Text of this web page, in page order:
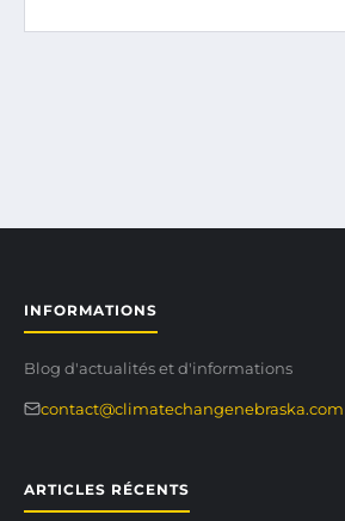
INFORMATIONS
Blog d'actualités et d'informations
contact@climatechangenebraska.com
ARTICLES RÉCENTS